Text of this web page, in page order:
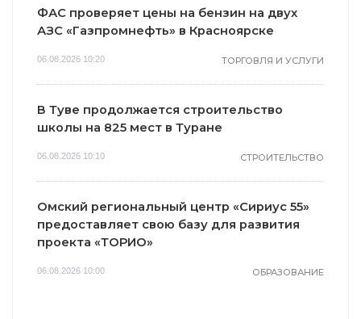
ФАС проверяет цены на бензин на двух
АЗС «Газпромнефть» в Красноярске
06.08.2026 10:20 ТОРГОВЛЯ И УСЛУГИ
В Туве продолжается строительство
школы на 825 мест в Туране
06.08.2026 10:10 СТРОИТЕЛЬСТВО
Омский региональный центр «Сириус 55»
предоставляет свою базу для развития
проекта «ТОРИО»
06.08.2026 10:00 ОБРАЗОВАНИЕ